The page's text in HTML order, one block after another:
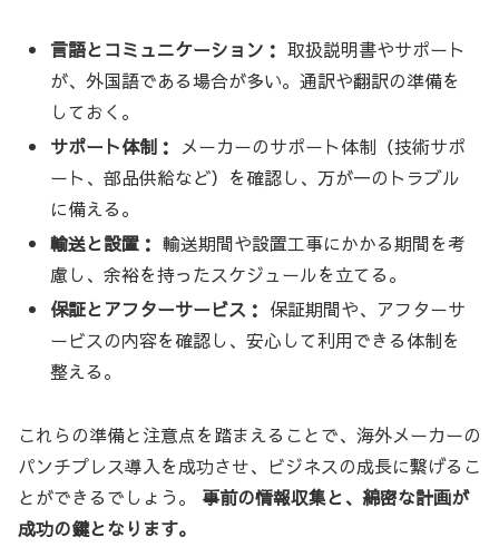
言語とコミュニケーション： 取扱説明書やサポート
が、外国語である場合が多い。通訳や翻訳の準備を
しておく。
サポート体制：
メーカーのサポート体制（技術サポ
ート、部品供給など）を確認し、万が一のトラブル
に備える。
輸送と設置： 輸送期間や設置工事にかかる期間を考
慮し、余裕を持ったスケジュールを立てる。
保証とアフターサービス： 保証期間や、アフターサ
ービスの内容を確認し、安心して利用できる体制を
整える。
これらの準備と注意点を踏まえることで、海外メーカーの
パンチプレス導入を成功させ、ビジネスの成長に繋げるこ
とができるでしょう。 事前の情報収集と、綿密な計画が
成功の鍵となります。